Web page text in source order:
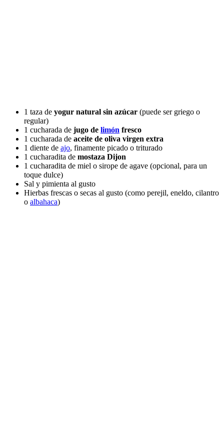
1 taza de yogur natural sin azúcar (puede ser griego o
regular)
1 cucharada de jugo de limón fresco
1 cucharada de aceite de oliva virgen extra
1 diente de ajo, finamente picado o triturado
1 cucharadita de mostaza Dijon
1 cucharadita de miel o sirope de agave (opcional, para un
toque dulce)
Sal y pimienta al gusto
Hierbas frescas o secas al gusto (como perejil, eneldo, cilantro
o albahaca)